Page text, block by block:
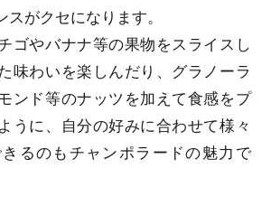
スがクセになります。
ゴやバナナ等の果物をスライスし
味わいを楽しんだり、グラノーラ
ンド等のナッツを加えて食感をプ
うに、自分の好みに合わせて様々
るのもチャンポラードの魅力で